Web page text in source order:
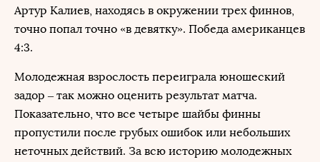
Артур Калиев, находясь в окружении трех финнов,
точно попал точно «в девятку». Победа американцев
4:3.
Молодежная взрослость переиграла юношеский
задор – так можно оценить результат матча.
Показательно, что все четыре шайбы финны
пропустили после грубых ошибок или небольших
неточных действий. За всю историю молодежных